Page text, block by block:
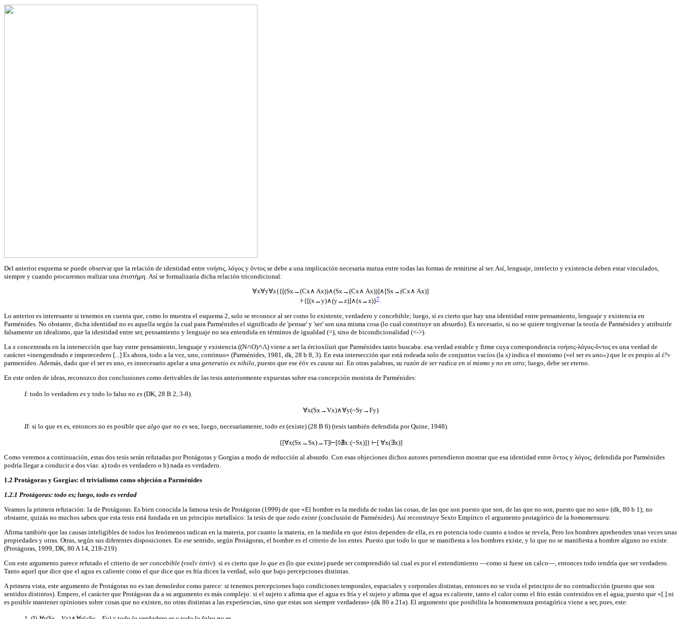
Del anterior esquema se puede observar que la relación de identidad entre νοήσις, λóγος y ὄντος se debe a una implicación necesaria mutua entre todas las formas de remitirse al ser. Así, lenguaje, intelecto y existencia deben estar vinculados,
siempre y cuando procuremos realizar una ἐπιστήμη. Así se formalizaría dicha relación tricondicional:
∀x∀y∀z{{[(Sx→(Cx∧ Ax))∧(Sx→(Cx∧ Ax))]∧[Sx→(Cx∧ Ax)]
⊦{[(x↔y)∧(y↔z)]∧(x↔z)}7.
Lo anterior es interesante si tenemos en cuenta que, como lo muestra el esquema 2, solo se reconoce al ser como lo existente, verdadero y concebible; luego, sí es cierto que hay una identidad entre pensamiento, lenguaje y existencia en
Parménides. No obstante, dicha identidad no es aquella según la cual para Parménides el significado de 'pensar' y 'ser' son una misma cosa (lo cual constituye un absurdo). Es necesario, si no se quiere tergiversar la teoría de Parménides y atribuirle
falsamente un idealismo, que la identidad entre ser, pensamiento y lenguaje no sea entendida en términos de igualdad (=), sino de bicondicionalidad (<->).
La x concentrada en la intersección que hay entre pensamiento, lenguaje y existencia ((N∩O)∩Λ) viene a ser la ércioxííuri que Parménides tanto buscaba: esa verdad estable y firme cuya correspondencia νοήσις-λóγος-ὄντος es una verdad de
carácter «inengendrado e imperecedero [...] Es ahora, todo a la vez, uno, continuo» (Parménides, 1981, dk, 28 b 8, 3). En esta intersección que está rodeada solo de conjuntos vacíos (la x) indica el monismo («el ser es uno») que le es propio al ἐ?ν
parmenídeo. Además, dado que el ser es uno, es innecesario apelar a una generatio ex nihilo, puesto que ese éóv es causa sui. En otras palabras, su razón de ser radica en sí mismo y no en otro; luego, debe ser eterno.
En este orden de ideas, reconozco dos conclusiones como derivables de las tesis anteriormente expuestas sobre esa concepción monista de Parménides:
I: todo lo verdadero es y todo lo falso no es (DK, 28 B 2, 3-8).
∀x(Sx→Vx)∧∀y(~Sy→Fy)
II: si lo que es es, entonces no es posible que algo que no es sea; luego, necesariamente, todo es (existe) (28 B 6) (tesis también defendida por Quine, 1948).
{[∀x(Sx→Sx)→T]⊢[◊∄x:(~Sx)]} ⊢[ ∀x(∃x)]
Como veremos a continuación, estas dos tesis serán refutadas por Protágoras y Gorgias a modo de reducción al absurdo. Con esas objeciones dichos autores pretendieron mostrar que esa identidad entre ὄντος y λóγος; defendida por Parménides
podría llegar a conducir a dos vías: a) todo es verdadero o b) nada es verdadero.
1.2 Protágoras y Gorgias: el trivialismo como objeción a Parménides
1.2.1 Protágoras: todo es; luego, todo es verdad
Veamos la primera refutación: la de Protágoras. Es bien conocida la famosa tesis de Protágoras (1999) de que «El hombre es la medida de todas las cosas, de las que son puesto que son, de las que no son, puesto que no son» (dk, 80 b 1); no
obstante, quizás no muchos saben que esta tesis está fundada en un principio metafísico: la tesis de que todo existe (conclusión de Parménides). Así reconstruye Sexto Empírico el argumento protagórico de la homomensura:
Afirma también que las causas inteligibles de todos los fenómenos radican en la materia, por cuanto la materia, en la medida en que éstos dependen de ella, es en potencia todo cuanto a todos se revela, Pero los hombres aprehenden unas veces unas
propiedades y otras. Otras, según sus diferentes disposiciones. En ese sentido, según Protágoras, el hombre es el criterio de los entes. Puesto que todo lo que se manifiesta a los hombres existe, y lo que no se manifiesta a hombre alguno no existe.
(Protágoras, 1999, DK, 80 A 14, 218-219)
Con este argumento parece refutado el criterio de ser concebible (νοεῖν ἐστίν): si es cierto que lo que es (lo que existe) puede ser comprendido tal cual es por el entendimiento —como si fuese un calco—, entonces todo tendría que ser verdadero.
Tanto aquel que dice que el agua es caliente como el que dice que es fría dicen la verdad, solo que bajo percepciones distintas.
A primera vista, este argumento de Protágoras no es tan demoledor como parece: si tenemos percepciones bajo condiciones temporales, espaciales y corporales distintas, entonces no se viola el principio de no contradicción (puesto que son
sentidos distintos). Empero, el carácter que Protágoras da a su argumento es más complejo: si el sujeto x afirma que el agua es fría y el sujeto y afirma que el agua es caliente, tanto el calor como el frío están contenidos en el agua, puesto que «[.] ni
es posible mantener opiniones sobre cosas que no existen, no otras distintas a las experiencias, sino que estas son siempre verdaderas» (dk 80 a 21a). El argumento que posibilita la homomensura protagórica viene a ser, pues, este: